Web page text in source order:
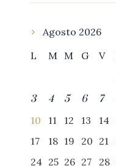
Agosto 2026
L
M M G V
3
4 5 6 7
10
11 12 13 14
17
18 19 20 21
24 25 26 27 28